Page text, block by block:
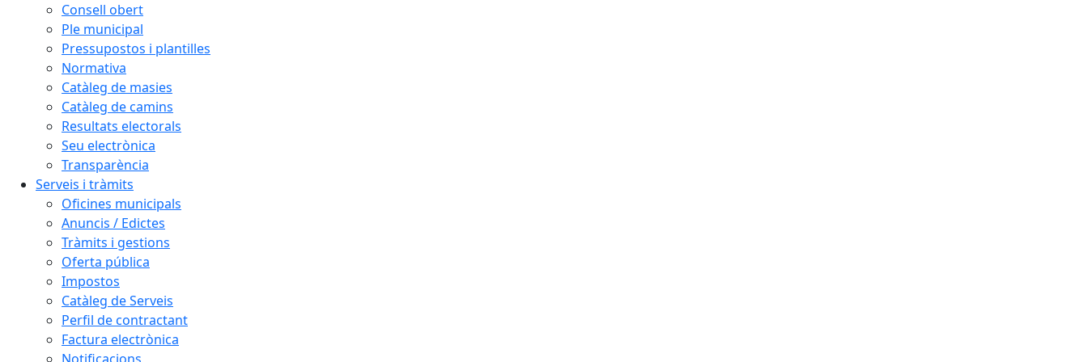
Consell obert
Ple municipal
Pressupostos i plantilles
Normativa
Catàleg de masies
Catàleg de camins
Resultats electorals
Seu electrònica
Transparència
Serveis i tràmits
Oficines municipals
Anuncis / Edictes
Tràmits i gestions
Oferta pública
Impostos
Catàleg de Serveis
Perfil de contractant
Factura electrònica